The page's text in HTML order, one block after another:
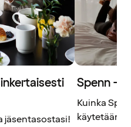
jäsentasostasi!
Spenn –
Kuinka
käytetään?